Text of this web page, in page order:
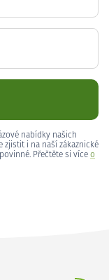
nabídky našich
i na naší zákaznické
Přečtěte si více o